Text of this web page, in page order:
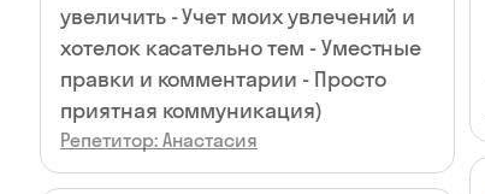
увеличить - Учет моих увлечений и
хотелок касательно тем - Уместные
правки и комментарии - Просто
приятная коммуникация)
Репетитор: Анастасия